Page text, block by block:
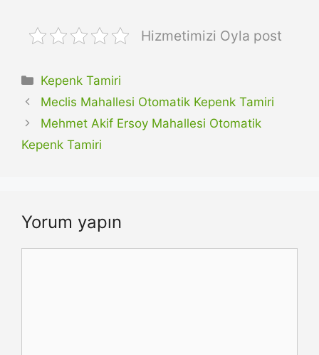
Hizmetimizi Oyla post
Kategoriler
Kepenk Tamiri
Meclis Mahallesi Otomatik Kepenk Tamiri
Mehmet Akif Ersoy Mahallesi Otomatik
Kepenk Tamiri
Yorum yapın